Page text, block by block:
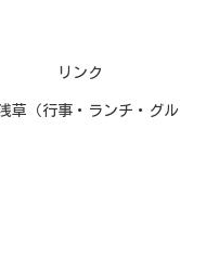
リンク
（行事・ランチ・グル